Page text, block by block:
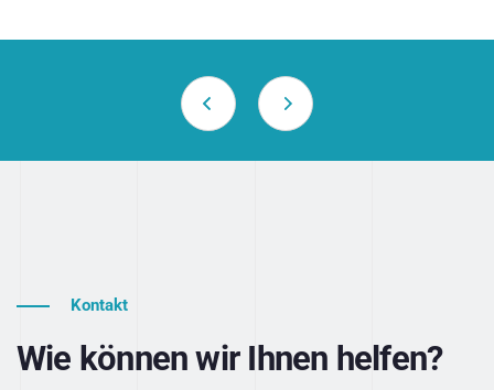
Kontakt
Wie können wir Ihnen helfen?